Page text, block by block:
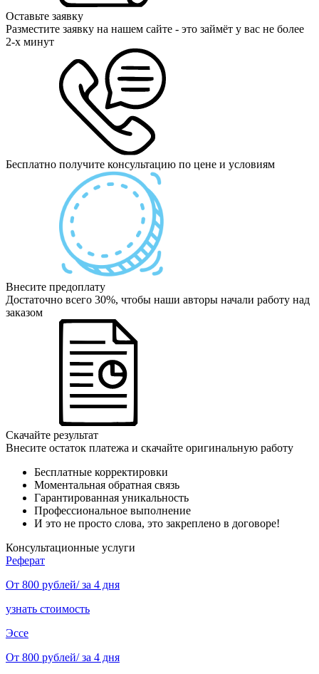
Оставьте заявку
Разместите заявку на нашем сайте - это займёт у вас не более
2-х минут
Бесплатно получите консультацию по цене и условиям
Внесите предоплату
Достаточно всего 30%, чтобы наши авторы начали работу над
заказом
Скачайте результат
Внесите остаток платежа и скачайте оригинальную работу
Бесплатные корректировки
Моментальная обратная связь
Гарантированная уникальность
Профессиональное выполнение
И это не просто слова, это закреплено в договоре!
Консультационные услуги
Реферат
От 800 рублей/ за 4 дня
узнать стоимость
Эссе
От 800 рублей/ за 4 дня